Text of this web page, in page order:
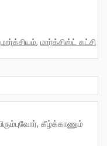
மார்க்சியம், மார்க்சிஸ்ட் கட்சி